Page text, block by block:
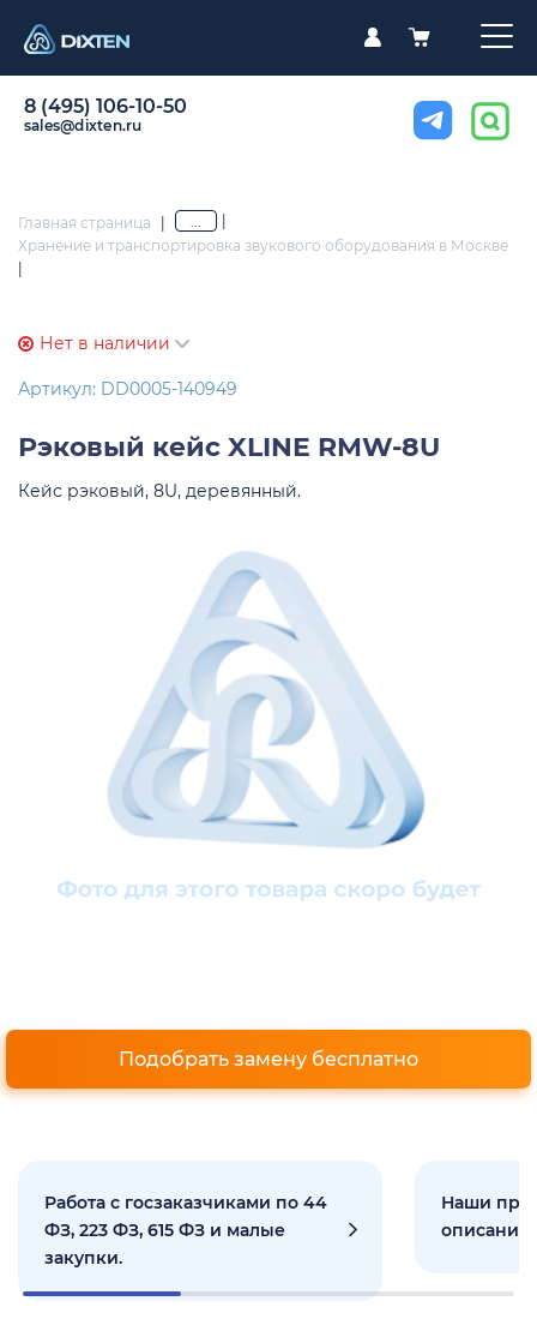
8 (495) 106-10-50
sales@dixten.ru
Главная страница | ...
Хранение и транспортировка звукового оборудования в Москве
Нет в наличии
Артикул: DD0005-140949
Рэковый кейс XLINE RMW-8U
Кейс рэковый, 8U, деревянный.
Подобрать замену бесплатно
Работа с госзаказчиками по 44
ФЗ, 223 ФЗ, 615 ФЗ и малые
закупки.
Наши